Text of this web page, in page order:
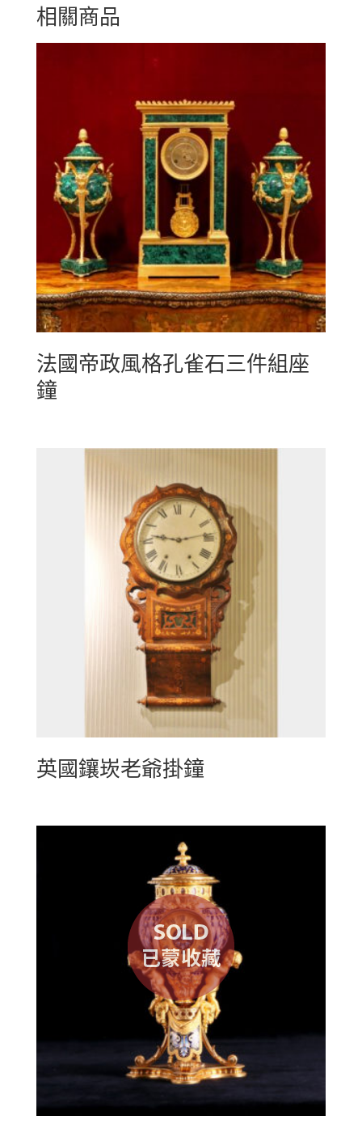
相關商品
法國帝政風格孔雀石三件組座
鐘
英國鑲崁老爺掛鐘